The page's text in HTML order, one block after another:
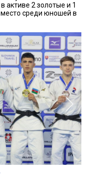
2 золотые и 1
среди юношей в